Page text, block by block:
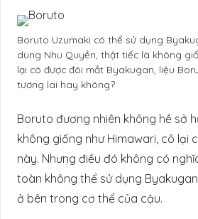
Boruto Uzumaki có thể sử dụng
dùng Nhu Quyền, thật tiếc là không
lại có được đôi mắt Byakugan, liệu
tương lai hay không?
Boruto đương nhiên không hề sở
không giống như Himawari, cô lại
này. Nhưng điều đó không có
toàn không thể sử dụng
ở bên trong cơ thể của cậu.